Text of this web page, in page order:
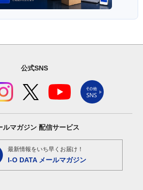
公式SNS
ルマガジン 配信サービス
最新情報をいち早くお届け！
I-O DATA メールマガジン